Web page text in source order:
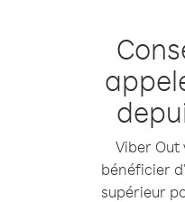
Viber Out
bénéficier
supérieur